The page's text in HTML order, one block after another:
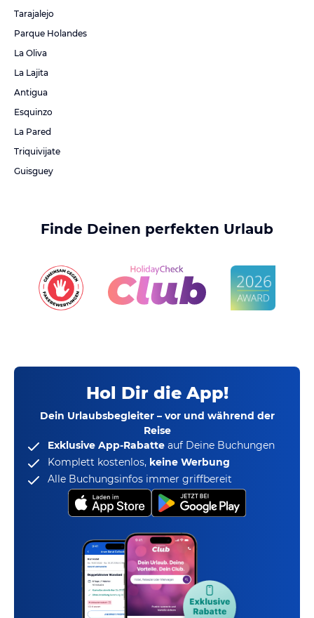
Tarajalejo
Parque Holandes
La Oliva
La Lajita
Antigua
Esquinzo
La Pared
Triquivijate
Guisguey
Finde Deinen perfekten Urlaub
Hol Dir die App!
Dein Urlaubsbegleiter – vor und während der
Reise
Exklusive App-Rabatte auf Deine Buchungen
Komplett kostenlos, keine Werbung
Alle Buchungsinfos immer griffbereit